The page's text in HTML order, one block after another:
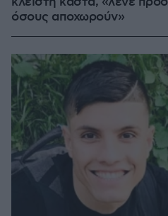
όσους αποχωρούν»